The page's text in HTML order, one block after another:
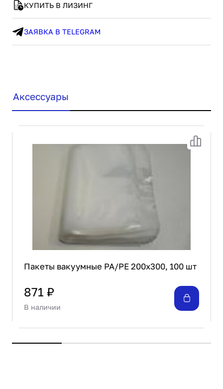
КУПИТЬ В ЛИЗИНГ
ЗАЯВКА В TELEGRAM
Аксессуары
Пакеты вакуумные PA/PE 200х300, 100 шт
871 ₽
В наличии